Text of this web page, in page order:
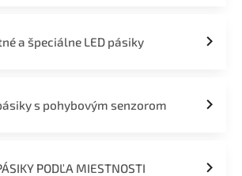
a špeciálne LED pásiky
s pohybovým senzorom
PODĽA MIESTNOSTI